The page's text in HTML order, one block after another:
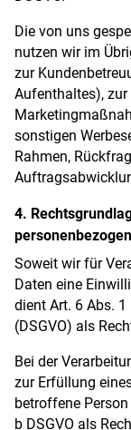
Die von uns
nutzen wir im
zur
Aufenthaltes),
sonstigen
Rahmen,
4.
Soweit wir für
Daten eine
dient Art. 6 Abs.
(DSGVO) als
Bei der
zur Erfüllung
betroffene
b DSGVO als